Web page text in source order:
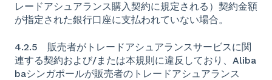
レードアシュアランス購入契約に規定される）契約金額
が指定された銀行口座に支払われていない場合。
4.2.5 販売者がトレードアシュアランスサービスに関
連する契約および/または本規則に違反しており、Aliba
baシンガポールが販売者のトレードアシュアランス